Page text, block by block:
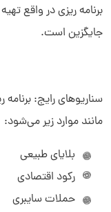
برنامه ریزی در واقع
جایگزین است.
سناریوهای رایج:
مانند موارد زیر می‌شود:
بلایای طبیعی
رکود اقتصادی
حملات سایبری
سلام به شما :)
دیدار چیست؟
چرا دیدار بخرم؟